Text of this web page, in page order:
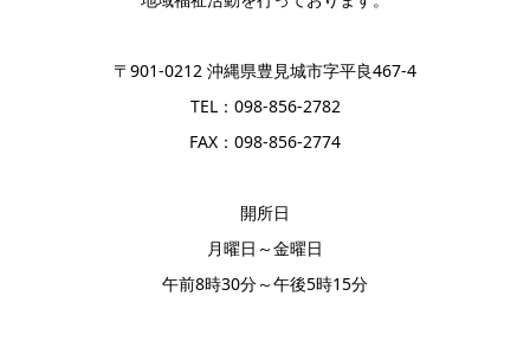
〒901-0212 沖縄県豊見城市字平良467-4
TEL：098-856-2782
FAX：098-856-2774
開所日
月曜日～金曜日
午前8時30分～午後5時15分